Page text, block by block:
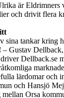
är
och drivit flera
tankar kring
– Gustav
Dellback.se
lärdomar och
och Hansjö
mellan Orsa